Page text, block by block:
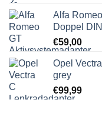
Alfa
Doppel DIN
€59,00
Opel
grey
€99,99